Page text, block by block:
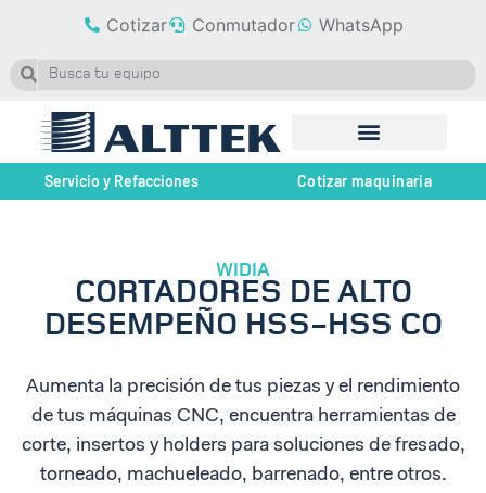
Cotizar Conmutador WhatsApp
Servicio y Refacciones Cotizar maquinaria
WIDIA
CORTADORES DE ALTO
DESEMPEÑO HSS-HSS CO
Aumenta la precisión de tus piezas y el rendimiento
de tus máquinas CNC, encuentra herramientas de
corte, insertos y holders para soluciones de fresado,
torneado, machueleado, barrenado, entre otros.